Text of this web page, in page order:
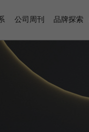
公司周刊 品牌探索